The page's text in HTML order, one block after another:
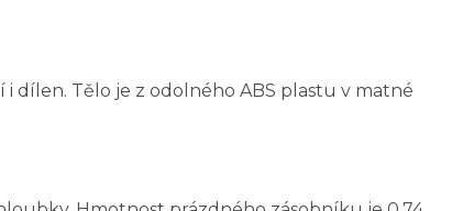
dílen. Tělo je z odolného ABS plastu v matné